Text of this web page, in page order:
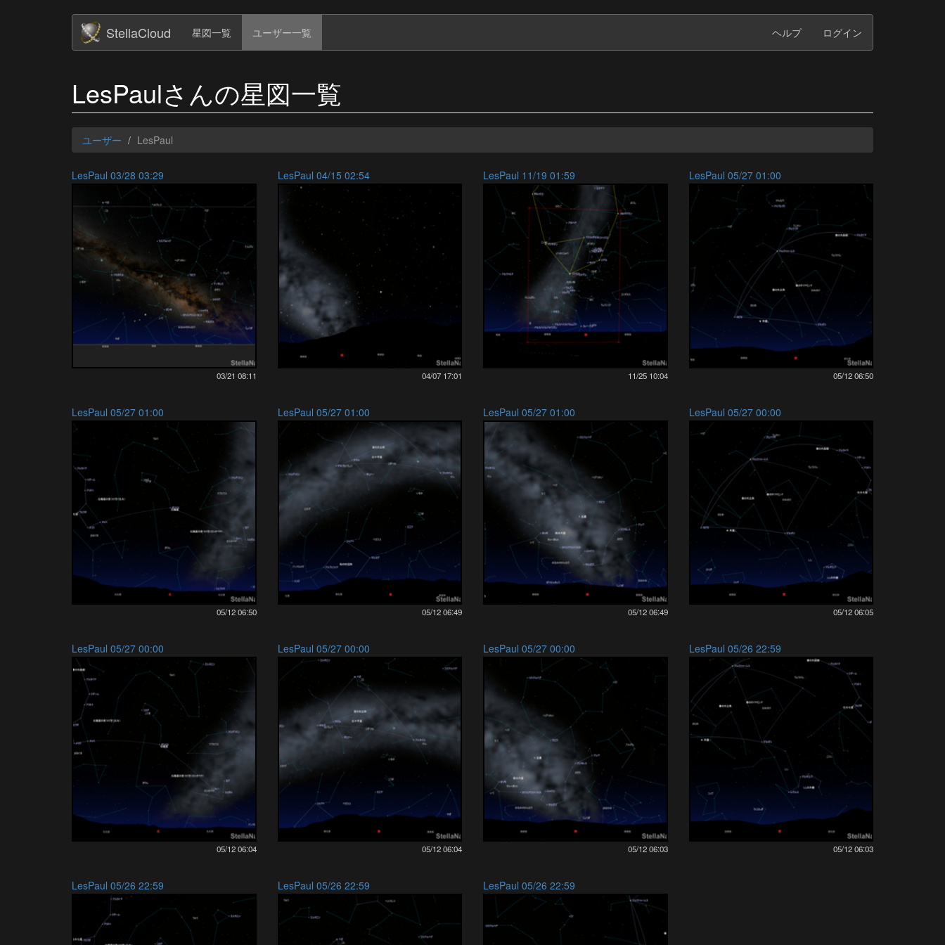
StellaCloud 星図一覧 ユーザー一覧 ヘルプ ログイン
LesPaulさんの星図一覧
ユーザー LesPaul
LesPaul 03/28 03:29
03/21 08:11
LesPaul 04/15 02:54
04/07 17:01
LesPaul 11/19 01:59
11/25 10:04
LesPaul 05/27 01:00
05/12 06:50
LesPaul 05/27 01:00
05/12 06:50
LesPaul 05/27 01:00
05/12 06:49
LesPaul 05/27 01:00
05/12 06:49
LesPaul 05/27 00:00
05/12 06:05
LesPaul 05/27 00:00
05/12 06:04
LesPaul 05/27 00:00
05/12 06:04
LesPaul 05/27 00:00
05/12 06:03
LesPaul 05/26 22:59
05/12 06:03
LesPaul 05/26 22:59 LesPaul 05/26 22:59 LesPaul 05/26 22:59